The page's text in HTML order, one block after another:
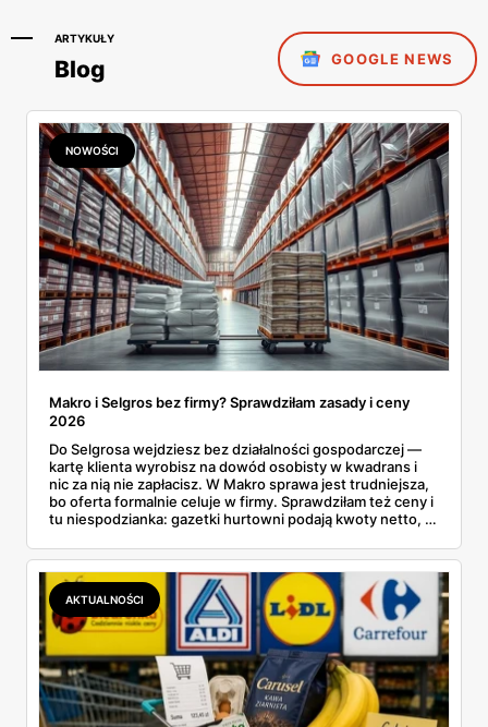
ARTYKUŁY
Blog GOOGLE NEWS
NOWOŚCI
Makro i Selgros bez firmy? Sprawdziłam zasady i ceny
2026
Do Selgrosa wejdziesz bez działalności gospodarczej —
kartę klienta wyrobisz na dowód osobisty w kwadrans i
nic za nią nie zapłacisz. W Makro sprawa jest trudniejsza,
bo oferta formalnie celuje w firmy. Sprawdziłam też ceny i
tu niespodzianka: gazetki hurtowni podają kwoty netto, a
zawsze wygrywa — ta sama kawa ziarnista kosztuje w
Makro ponad dwa razy więcej niż w weekendowej
promocji dyskontu.
AKTUALNOŚCI